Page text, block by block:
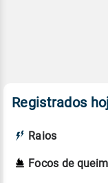
Registrados
Raios
Focos de